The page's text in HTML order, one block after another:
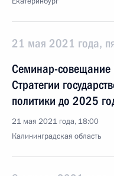
21 мая 2021 года,
Семинар-совещание
Стратегии
политики до 2025
21 мая 2021 года, 18:00
Калининградская область